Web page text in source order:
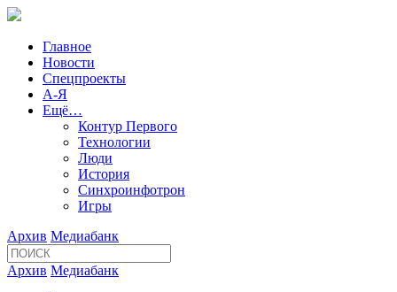
Главное
Новости
Спецпроекты
А-Я
Ещё…
Контур Первого
Технологии
Люди
История
Синхроинфотрон
Игры
Архив Медиабанк
Архив Медиабанк